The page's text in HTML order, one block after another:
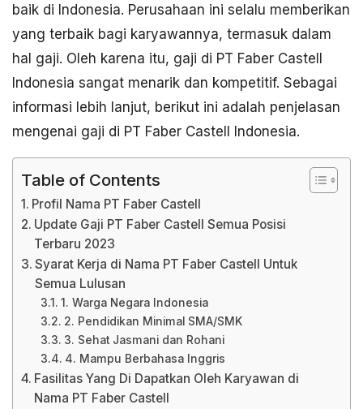
baik di Indonesia. Perusahaan ini selalu memberikan
yang terbaik bagi karyawannya, termasuk dalam
hal gaji. Oleh karena itu, gaji di PT Faber Castell
Indonesia sangat menarik dan kompetitif. Sebagai
informasi lebih lanjut, berikut ini adalah penjelasan
mengenai gaji di PT Faber Castell Indonesia.
Table of Contents
Profil Nama PT Faber Castell
Update Gaji PT Faber Castell Semua Posisi
Terbaru 2023
Syarat Kerja di Nama PT Faber Castell Untuk
Semua Lulusan
1. Warga Negara Indonesia
2. Pendidikan Minimal SMA/SMK
3. Sehat Jasmani dan Rohani
4. Mampu Berbahasa Inggris
Fasilitas Yang Di Dapatkan Oleh Karyawan di
Nama PT Faber Castell